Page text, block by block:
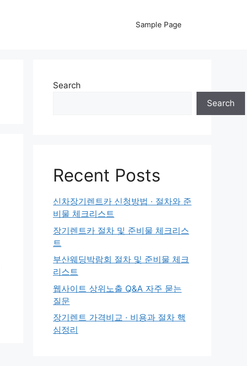
Sample Page
Search
Search
Recent Posts
신차장기렌트카 신청방법 · 절차와 준
비물 체크리스트
장기렌트카 절차 및 준비물 체크리스
트
부산웨딩박람회 절차 및 준비물 체크
리스트
웹사이트 상위노출 Q&A 자주 묻는
질문
장기렌트 가격비교 · 비용과 절차 핵
심정리